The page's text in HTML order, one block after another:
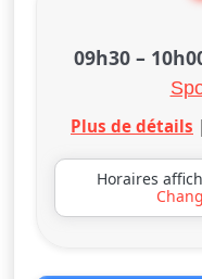
09h30–
Plus de détails |
Horaires